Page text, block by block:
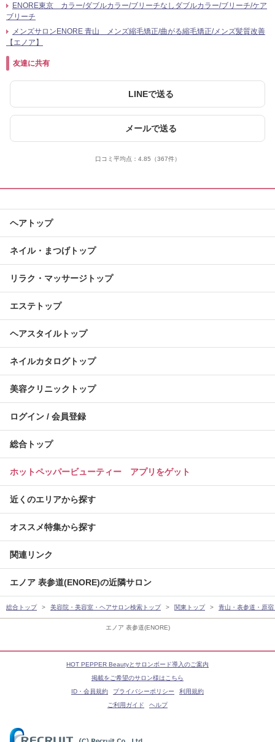
エノア 表参道(ENORE)
ENORE東京 カラー/ダブルカラー/ブリーチなしダブルカラー/ブリーチ/ケア
ブリーチ
メンズサロンENORE 青山 メンズ縮毛矯正/曲がる縮毛矯正/メンズ髪質改善
【エノア】
友達に共有
LINEで送る
メールで送る
口コミ平均点： 4.85 （367件）
ヘアトップ
ネイル・まつげトップ
リラク・マッサージトップ
エステトップ
ヘアスタイルトップ
ネイルカタログトップ
美容クリニックトップ
ログイン / 会員登録
総合トップ
ホットペッパービューティー アプリをゲット
近くのエリアから探す
オススメ特集から探す
関連リンク
エノア 表参道(ENORE)の近隣サロン
総合トップ 美容院・美容室・ヘアサロン検索トップ 関東トップ 青山・表参道・原宿
HOT PEPPER Beautyとサロンボード導入のご案内
掲載をご希望のサロン様はこちら
ID・会員規約
プライバシーポリシー
利用規約
ご利用ガイド
ヘルプ